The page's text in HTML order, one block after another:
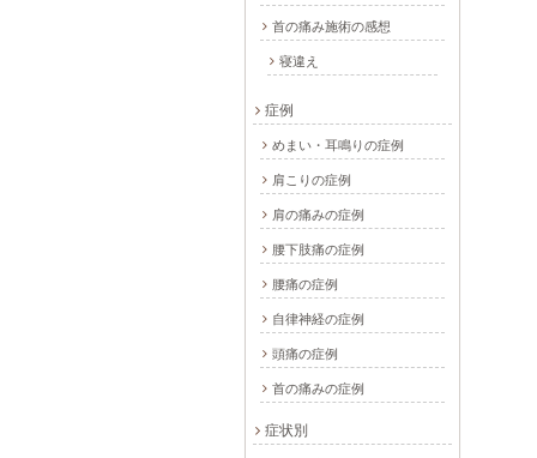
首の痛み施術の感想
寝違え
症例
めまい・耳鳴りの症例
肩こりの症例
肩の痛みの症例
腰下肢痛の症例
腰痛の症例
自律神経の症例
頭痛の症例
首の痛みの症例
症状別